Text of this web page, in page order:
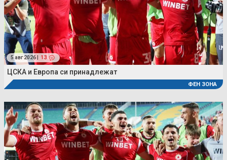
5 авг 2026 | 13
ЦСКА и Европа си принадлежат
ФЕН ЗОНА